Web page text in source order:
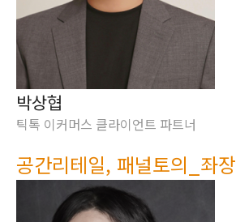
박상협
틱톡 이커머스 클라이언트 파트너
공간리테일, 패널토의_좌장